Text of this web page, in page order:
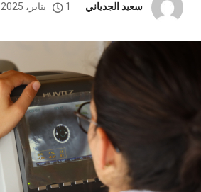
سعيد الجدياني 1 يناير، 2025